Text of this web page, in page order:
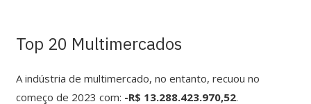
Top 20 Multimercados
A indústria de multimercado, no entanto, recuou no
começo de 2023 com: -R$ 13.288.423.970,52.